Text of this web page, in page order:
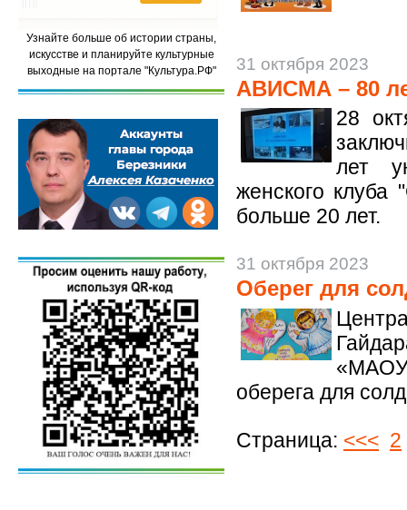
31 октября 2023
АВИСМА – 80
28
лет
женского клуба
больше 20 лет.
31 октября 2023
Оберег для
«МАОУ
оберега для
Страница: <<< 2
Узнайте больше об истории страны,
искусстве и планируйте культурные
выходные на портале "Культура.РФ"